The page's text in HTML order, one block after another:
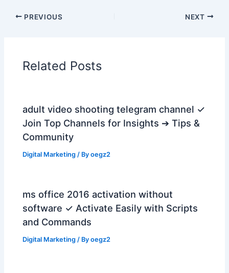
PREVIOUS NEXT
Related Posts
adult video shooting telegram channel ✓
Join Top Channels for Insights ➔ Tips &
Community
Digital Marketing / Byoegz2
ms office 2016 activation without
software ✓ Activate Easily with Scripts
and Commands
Digital Marketing / Byoegz2